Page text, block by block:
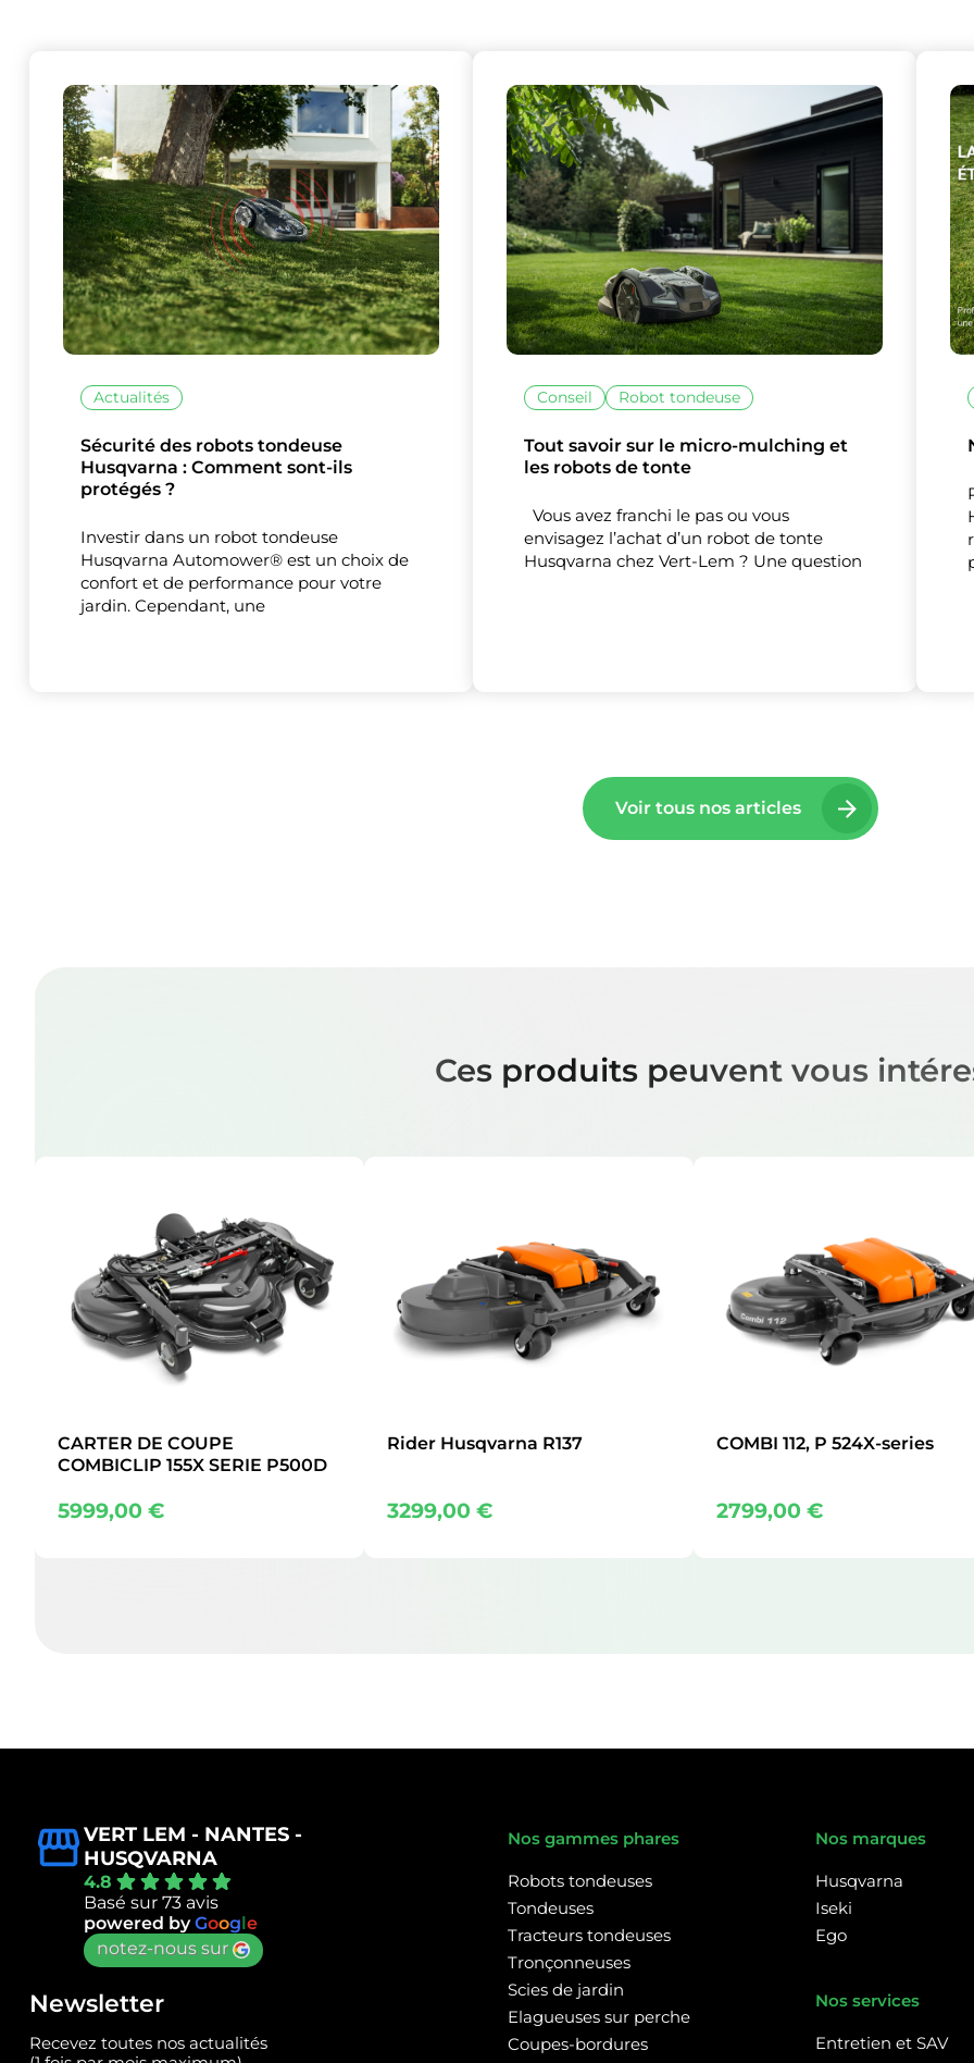
Ce site utilise des cookies et vous donne le contrôle
vous souhaitez activer
Nos partenaires(1)
Actualités
Sécurité des robots tondeuse
Husqvarna : Comment sont-ils
protégés ?
Investir dans un robot tondeuse
Husqvarna Automower® est un choix de
confort et de performance pour votre
jardin. Cependant, une
Conseil Robot tondeuse
Tout savoir sur le micro-mulching et
les robots de tonte
Vous avez franchi le pas ou vous
envisagez l’achat d’un robot de tonte
Husqvarna chez Vert-Lem ? Une question
Voir tous nos articles
Ces produits peuvent vous
CARTER DE COUPE
COMBICLIP 155X SERIE P500D
5999,00€
Rider Husqvarna R137
3299,00€
COMBI 112, P 524X-series
2799,00€
VERT LEM - NANTES -
HUSQVARNA
4.8
Basé sur 73 avis
powered byGoogle
notez-nous sur
Newsletter
Recevez toutes nos actualités
Nos gammes phares
Robots tondeuses
Tondeuses
Tracteurs tondeuses
Tronçonneuses
Scies de jardin
Elagueuses sur perche
Coupes-bordures
Nos marques
Husqvarna
Iseki
Ego
Nos services
Entretien et SAV